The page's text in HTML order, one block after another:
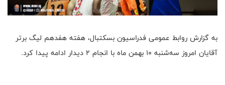
به گزارش روابط عمومی فدراسیون بسکتبال، هفته هفدهم لیگ برتر
آقایان امروز سه‌شنبه ۱۰ بهمن ماه با انجام ۲ دیدار ادامه پیدا کرد.